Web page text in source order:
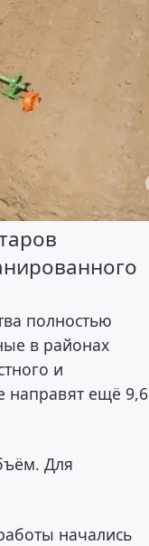
полностью
в районах
и
направят ещё 9,6
Для
начались